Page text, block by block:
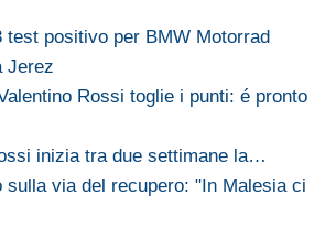
test positivo per BMW Motorrad
Jerez
Rossi toglie i punti: é pronto
inizia tra due settimane la…
sulla via del recupero: "In Malesia ci